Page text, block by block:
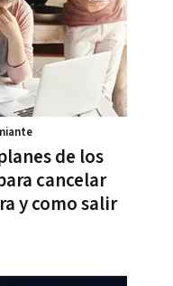
de los
cancelar
y como salir